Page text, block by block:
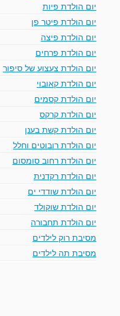
יום הולדת פיות
יום הולדת פיטר פן
יום הולדת פיצה
יום הולדת פרחים
יום הולדת צעצוע של סיפור
יום הולדת קאובוי
יום הולדת קסמים
יום הולדת קרקס
יום הולדת קשת בענן
יום הולדת רובוטים וחלל
יום הולדת רחוב סומסום
יום הולדת רקדנית
יום הולדת שודדי ים
יום הולדת שוקולד
יום הולדת תחבורה
מסיבת רוק לילדים
מסיבת תה לילדים